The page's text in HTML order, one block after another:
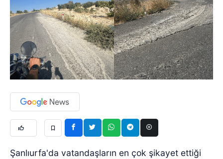
Şanlıurfa'da vatandaşların en çok şikayet ettiği